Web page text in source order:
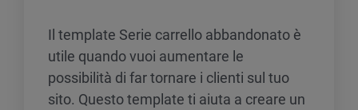
Il template Serie carrello abbandonato è
utile quando vuoi aumentare le
possibilità di far tornare i clienti sul tuo
sito. Questo template ti aiuta a creare un